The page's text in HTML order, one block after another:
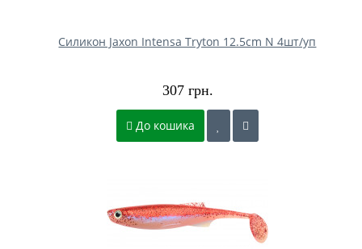
Силикон Jaxon Intensa Tryton 12.5cm N 4шт/уп
307 грн.
До кошика